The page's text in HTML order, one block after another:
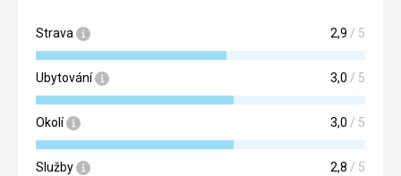
Strava 2,9 / 5
Ubytování 3,0 / 5
Okolí 3,0 / 5
Služby 2,8 / 5